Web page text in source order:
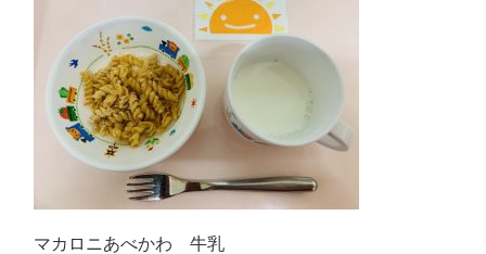
マカロニあべかわ 牛乳